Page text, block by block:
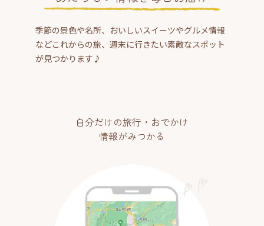
季節の景色や名所、おいしいスイーツやグルメ情報
などこれからの旅、週末に行きたい素敵なスポット
が見つかります♪
自分だけの旅行・おでかけ
情報がみつかる